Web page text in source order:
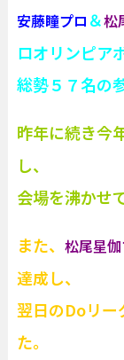
安藤瞳プロ ＆松
ロオリンピア
総勢５７名の
昨年に続き今
し、
会場を沸かせ
また、 松尾星
達成し、
翌日のDoリー
た。